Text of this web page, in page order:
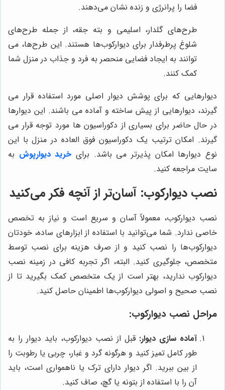
فضا را پرانرژی و زنده نشان می‌دهند.
طرح‌های گلدار، اسلیمی و بته جقه، از جمله طرح‌های
شلوغ پرطرفدار برای دیوارکوب‌ها هستند. این طرح‌ها، می
توانند به ایجاد فضایی منحصر به فرد و جذاب در منزل شما
کمک کنند.
دیوارهایی که برای پوشش دیوار اصلی مورد استفاده قرار می
گیرند، دیوارهایی از پیش ساخته و آماده می باشند. این دیوارها
در حال حاضر برای بسیاری از دکوراسیون ها مورد توجه قرار می
گیرند. امکان ترتیب یک دکوراسیون فوق العاده در منزل با این
نوع دیوارها امکان پذیرتر می باشد. برای خرید دیوارپوش به
سایت مراجعه کنید.
نصب دیوارکوب: آسان‌تر از آنچه فکر می‌کنید
نصب دیوارکوب، معمولاً آسان و سریع است و نیاز به تخصص
خاصی ندارد. شما می‌توانید با استفاده از ابزارهای ساده، خودتان
دیوارکوب‌ها را نصب کنید و از صرف هزینه برای نصب توسط
متخصص، جلوگیری کنید. البته، اگر تجربه کافی در زمینه نصب
دیوارکوب ندارید، بهتر است از یک متخصص کمک بگیرید تا از
نصب صحیح و اصولی دیوارکوب‌ها اطمینان حاصل کنید.
مراحل نصب دیوارکوب:
آماده سازی دیوار: قبل از نصب دیوارکوب، باید دیوار را به
طور کامل تمیز کنید و هرگونه گرد و غبار، چربی یا رطوبت را
از بین ببرید. اگر دیوار دارای ترک یا ناهمواری است، باید
آن را با استفاده از بتونه یا گچ، صاف کنید.